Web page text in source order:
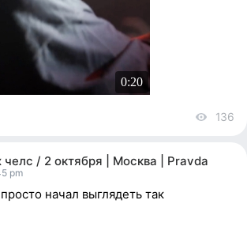
0:20
136
челс / 2 октября | Москва | Pravda
pm
начал выглядеть так